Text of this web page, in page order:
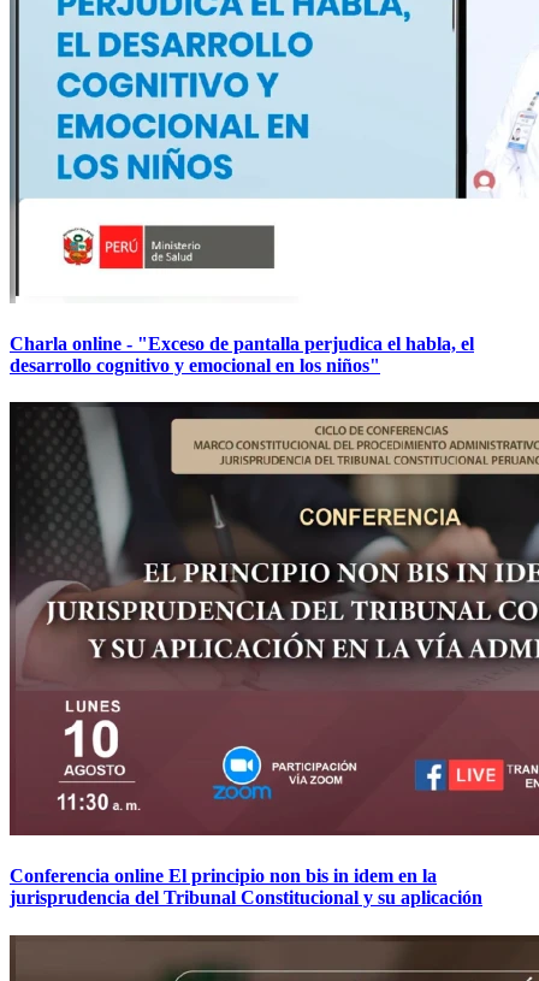
Charla online - "Exceso de pantalla perjudica el habla, el
desarrollo cognitivo y emocional en los niños"
Conferencia online El principio non bis in idem en la
jurisprudencia del Tribunal Constitucional y su aplicación